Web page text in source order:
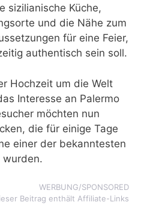
sizilianische Küche,
und die Nähe zum
für eine Feier,
authentisch sein soll.
Hochzeit um die Welt
Interesse an Palermo
möchten nun
die für einige Tage
einer der bekanntesten
wurden.
WERBUNG/SPONSORED
Beitrag enthält Affiliate-Links